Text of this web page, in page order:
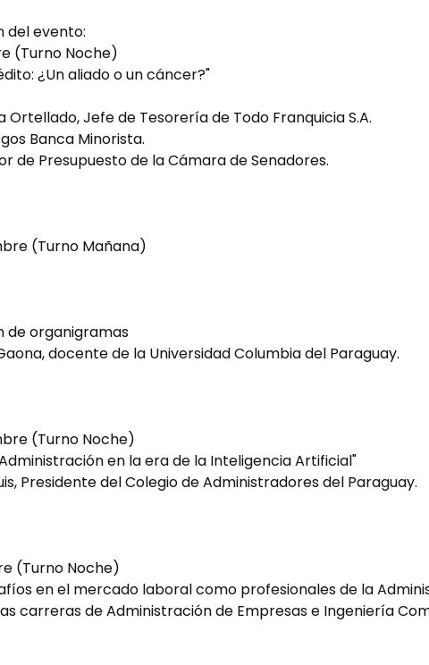
del evento:
(Turno Noche)
¿Un aliado o un cáncer?"
Jefe de Tesorería de Todo Franquicia S.A.
Banca Minorista.
de Presupuesto de la Cámara de Senadores.
(Turno Mañana)
de organigramas
docente de la Universidad Columbia del Paraguay.
(Turno Noche)
en la era de la Inteligencia Artificial"
Presidente del Colegio de Administradores del Paraguay.
(Turno Noche)
en el mercado laboral como profesionales de la
carreras de Administración de Empresas e Ingeniería